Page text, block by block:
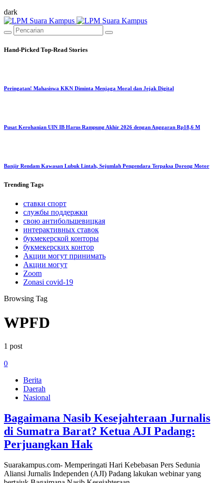
dark
Hand-Picked Top-Read Stories
Peringatan! Mahasiswa KKN Diminta Menjaga Moral dan Jejak Digital
Pusat Kerohanian UIN IB Harus Rampung Akhir 2026 dengan Anggaran Rp18,6 M
Banjir Rendam Kawasan Lubuk Lintah, Sejumlah Pengendara Terpaksa Dorong Motor
Trending Tags
ставки спорт
службы поддержки
свою антибольшевицкая
интерактивных ставок
букмекерской конторы
букмекерских контор
Акции могут принимать
Акции могут
Zoom
Zonasi covid-19
Browsing Tag
WPFD
1 post
0
Berita
Daerah
Nasional
Bagaimana Nasib Kesejahteraan Jurnalis
di Sumatra Barat? Ketua AJI Padang:
Perjuangkan Hak
Suarakampus.com- Memperingati Hari Kebebasan Pers Sedunia
Aliansi Jurnalis Independen (AJI) Padang lakukan webinar yang